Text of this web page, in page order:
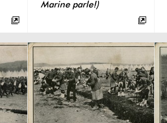
Marine parle!)